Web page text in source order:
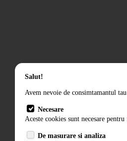
Salut!
Avem nevoie de consimtamantul
Necesare
Aceste cookies sunt necesare
De masurare si analiza